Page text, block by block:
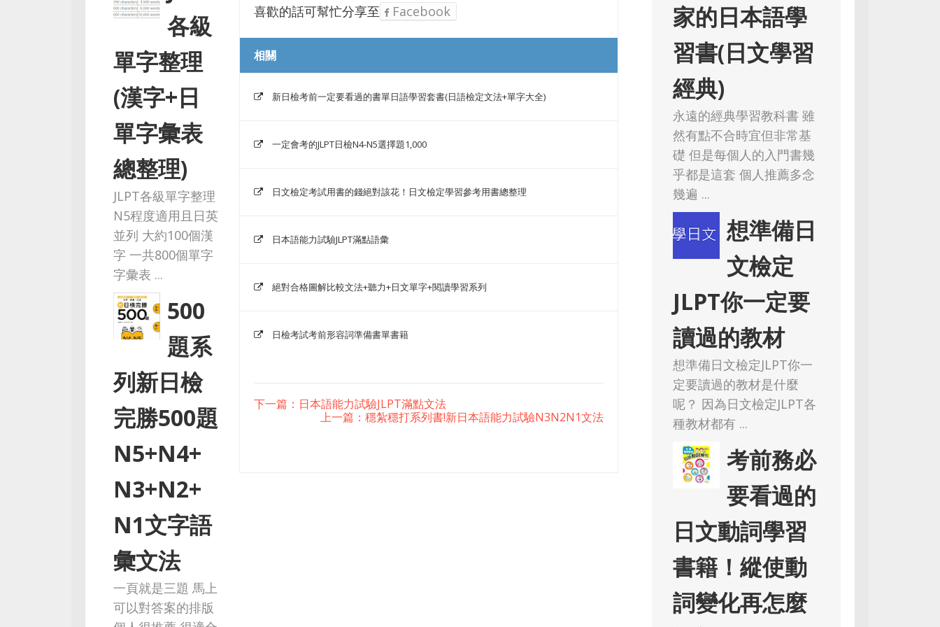
各級
單字整理
(漢字+日
單字彙表
總整理)
JLPT各級單字整理
N5程度適用且日英
並列 大約100個漢
字 一共800個單字
字彙表 ...
500
題系
列新日檢
完勝500題
N5+N4+
N3+N2+
N1文字語
彙文法
一頁就是三題 馬上
可以對答案的排版
喜歡的話可幫忙分享至 Facebook
相關
新日檢考前一定要看過的書單日語學習套書(日語檢定文法+單字大全)
一定會考的JLPT日檢N4-N5選擇題1,000
日文檢定考試用書的錢絕對該花！日文檢定學習參考用書總整理
日本語能力試驗JLPT滿點語彙
絕對合格圖解比較文法+聽力+日文單字+閱讀學習系列
日檢考試考前形容詞準備書單書籍
下一篇：日本語能力試驗JLPT滿點文法
上一篇：穩紮穩打系列書!新日本語能力試驗N3N2N1文法
家的日本語學
習書(日文學習
經典)
永遠的經典學習教科書 雖
然有點不合時宜但非常基
礎 但是每個人的入門書幾
乎都是這套 個人推薦多念
幾遍 ...
想準備日
文檢定
JLPT你一定要
讀過的教材
想準備日文檢定JLPT你一
定要讀過的教材是什麼
呢？ 因為日文檢定JLPT各
種教材都有 ...
考前務必
要看過的
日文動詞學習
書籍！縱使動
詞變化再怎麼